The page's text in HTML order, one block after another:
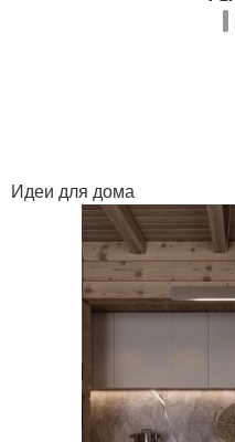
Идеи для дома